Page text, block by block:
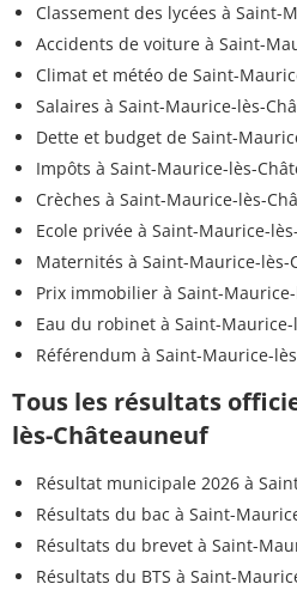
Classement des lycées à Saint-
Accidents de voiture à Saint-
Climat et météo de Saint-
Salaires à Saint-Maurice-lès-
Dette et budget de Saint-
Impôts à Saint-Maurice-lès-
Crèches à Saint-Maurice-lès-
Ecole privée à Saint-Maurice-
Maternités à Saint-Maurice-lès-
Prix immobilier à Saint-
Eau du robinet à Saint-
Référendum à Saint-Maurice-
Tous les résultats
lès-Châteauneuf
Résultat municipale 2026 à
Résultats du bac à Saint-
Résultats du brevet à Saint-
Résultats du BTS à Saint-